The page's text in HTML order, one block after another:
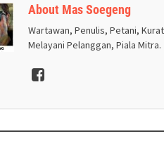
About Mas Soegeng
Wartawan, Penulis, Petani,
Melayani Pelanggan, Piala Mitra.